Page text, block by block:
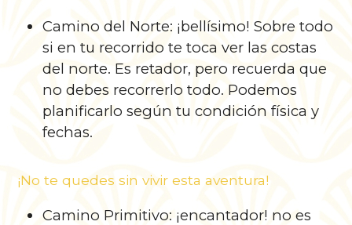
Camino del Norte: ¡bellísimo! Sobre todo
si en tu recorrido te toca ver las costas
del norte. Es retador, pero recuerda que
no debes recorrerlo todo. Podemos
planificarlo según tu condición física y
fechas.
¡No te quedes sin vivir esta aventura!
Camino Primitivo: ¡encantador! no es